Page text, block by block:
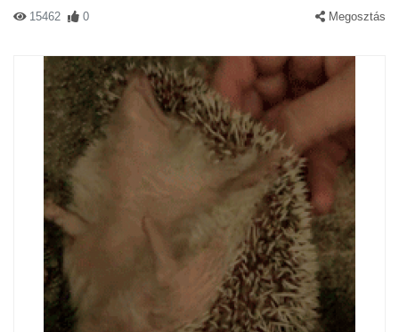
15462 0 Megosztás